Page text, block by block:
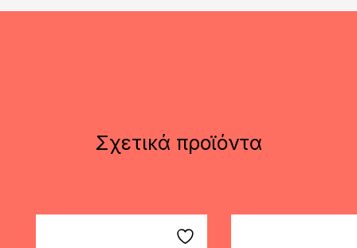
Σχετικά προϊόντα